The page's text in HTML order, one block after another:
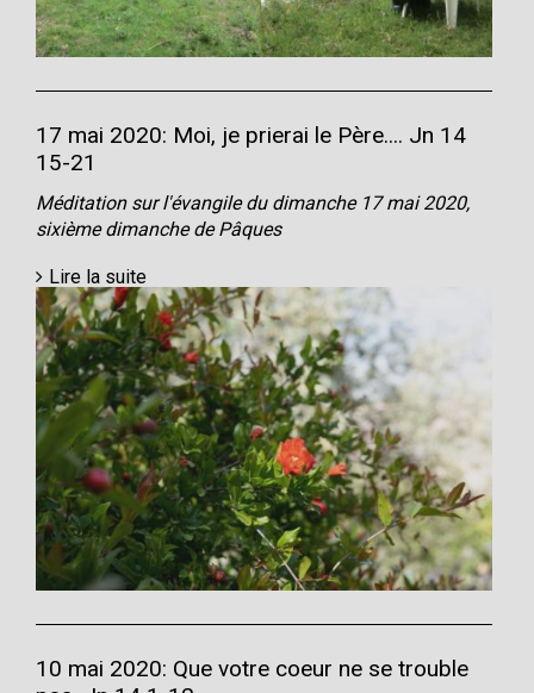
17 mai 2020: Moi, je prierai le Père.... Jn 14
15-21
Méditation sur l'évangile du dimanche 17 mai 2020,
sixième dimanche de Pâques
Lire la suite
10 mai 2020: Que votre coeur ne se trouble